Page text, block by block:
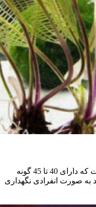
آپونوژتون یکی از گیاهان آکواریومی است که دارای 40 تا 45 گونه
به صورت انفرادی نگهداری